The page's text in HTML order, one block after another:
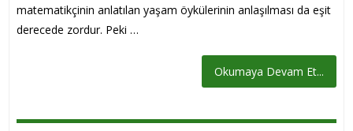
matematikçinin anlatılan yaşam öykülerinin anlaşılması da eşit
derecede zordur. Peki …
Okumaya Devam Et...